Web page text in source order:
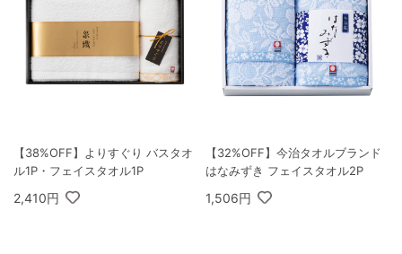
【38%OFF】よりすぐり バスタオ
ル1P・フェイスタオル1P
2,410円
【32%OFF】今治タオルブランド
はなみずき フェイスタオル2P
1,506円